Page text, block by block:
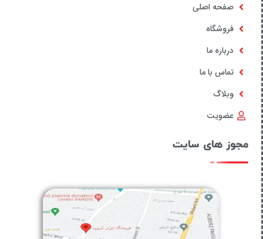
صفحه اصلی
فروشگاه
درباره ما
تماس با ما
وبلاگ
عضویت
مجوز های سایت